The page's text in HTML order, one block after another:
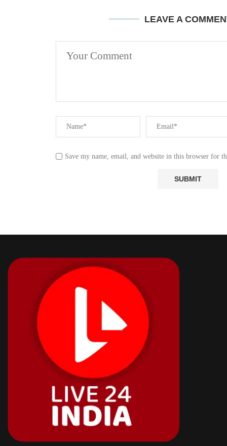
LEAVE A
Save my name, email, and website in this browser for